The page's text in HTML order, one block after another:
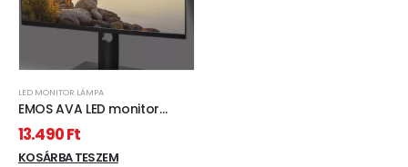
LED MONITOR LÁMPA
EMOS AVA LED monitor
lámpa 4.5W
3000/4000/5000K IP20
13.490Ft
KOSÁRBA TESZEM